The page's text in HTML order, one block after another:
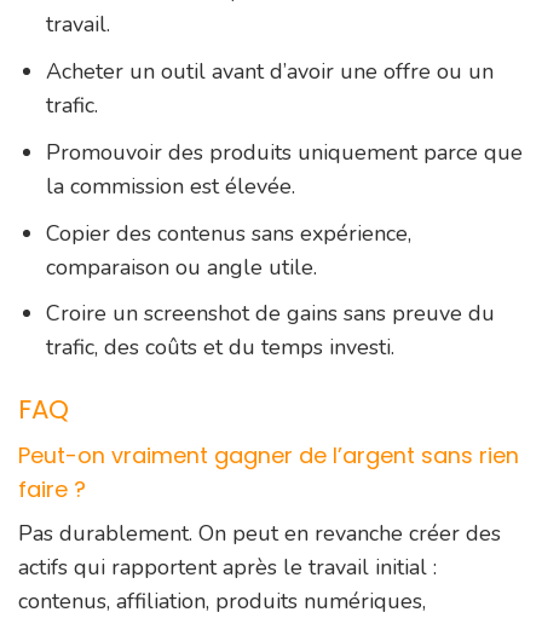
travail.
Acheter un outil avant d’avoir une offre ou un
trafic.
Promouvoir des produits uniquement parce que
la commission est élevée.
Copier des contenus sans expérience,
comparaison ou angle utile.
Croire un screenshot de gains sans preuve du
trafic, des coûts et du temps investi.
FAQ
Peut-on vraiment gagner de l’argent sans rien
faire ?
Pas durablement. On peut en revanche créer des
actifs qui rapportent après le travail initial :
contenus, affiliation, produits numériques,